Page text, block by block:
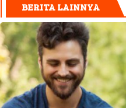
BERITA LAINNYA